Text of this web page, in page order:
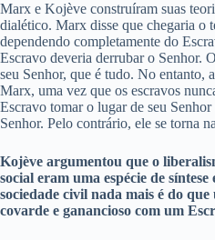
Marx e Kojève construíram suas
dialético. Marx disse que chegaria o
dependendo completamente do
Escravo deveria derrubar o Senhor.
seu Senhor, que é tudo. No entanto,
Marx, uma vez que os escravos
Escravo tomar o lugar de seu
Senhor. Pelo contrário, ele se torna
Kojève argumentou que o
social eram uma espécie de
sociedade civil nada mais é do
covarde e ganancioso com um